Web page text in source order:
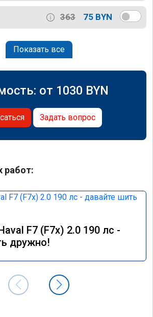
363 75 BYN
Показать все
от 1030 BYN
Задать вопрос
работ:
F7 (F7x) 2.0 190 лс -
дружно!